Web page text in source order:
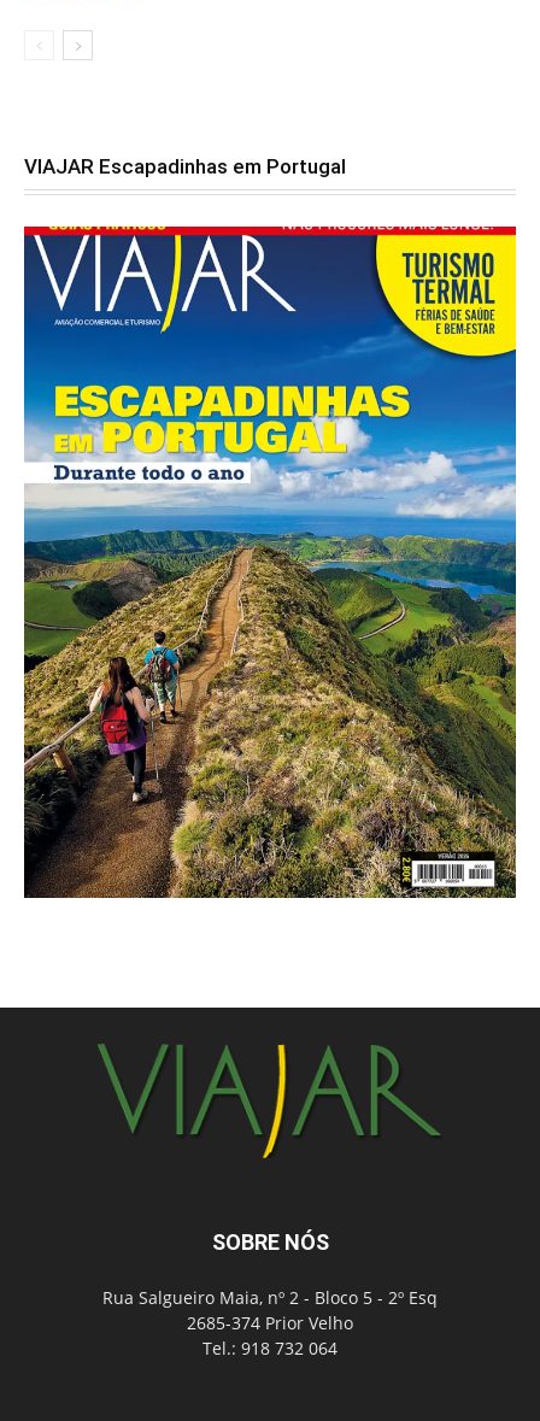
VIAJAR Escapadinhas em Portugal
SOBRE NÓS
Rua Salgueiro Maia, nº 2 - Bloco 5 - 2º Esq
2685-374 Prior Velho
Tel.: 918 732 064